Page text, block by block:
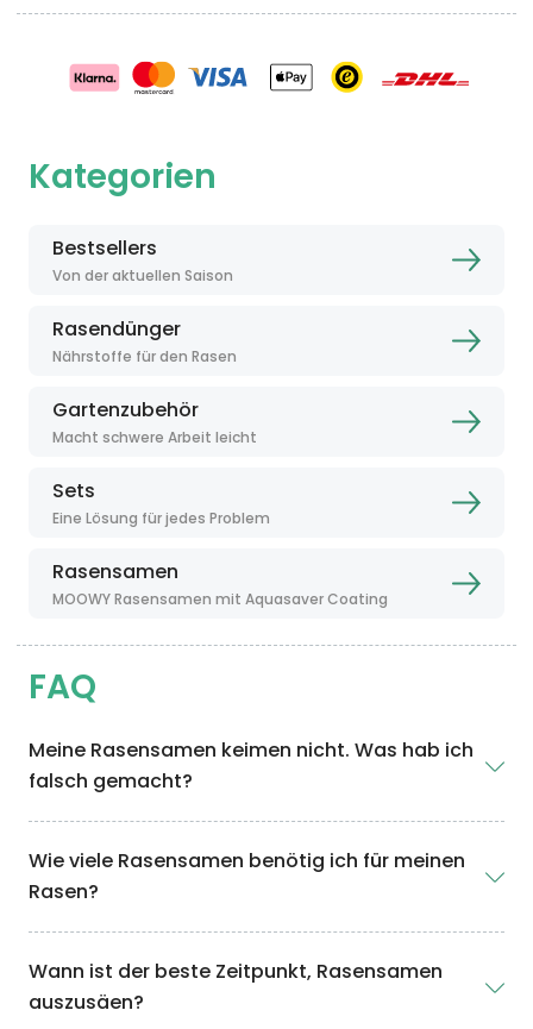
Kategorien
Bestsellers
Von der aktuellen Saison
Rasendünger
Nährstoffe für den Rasen
Gartenzubehör
Macht schwere Arbeit leicht
Sets
Eine Lösung für jedes Problem
Rasensamen
MOOWY Rasensamen mit Aquasaver Coating
FAQ
Meine Rasensamen keimen nicht. Was hab ich
falsch gemacht?
Wie viele Rasensamen benötig ich für meinen
Rasen?
Wann ist der beste Zeitpunkt, Rasensamen
auszusäen?